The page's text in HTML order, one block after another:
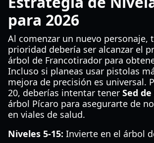
para 2026
Al comenzar un nuevo personaje,
prioridad debería ser alcanzar el
árbol de Francotirador para
Incluso si planeas usar pistolas
mejora de precisión es universal.
20, deberías intentar tener Sed
árbol Pícaro para asegurarte de
en viales de salud.
Niveles 5-15: Invierte en el árbol